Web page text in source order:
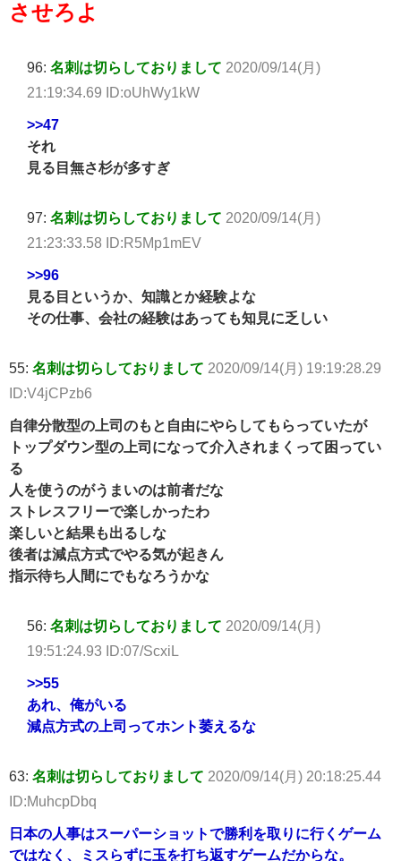
させろよ
96: 名刺は切らしておりまして 2020/09/14(月)
21:19:34.69 ID:oUhWy1kW
>>47
それ
見る目無さ杉が多すぎ
97: 名刺は切らしておりまして 2020/09/14(月)
21:23:33.58 ID:R5Mp1mEV
>>96
見る目というか、知識とか経験よな
その仕事、会社の経験はあっても知見に乏しい
55: 名刺は切らしておりまして 2020/09/14(月) 19:19:28.29
ID:V4jCPzb6
自律分散型の上司のもと自由にやらしてもらっていたが
トップダウン型の上司になって介入されまくって困ってい
る
人を使うのがうまいのは前者だな
ストレスフリーで楽しかったわ
楽しいと結果も出るしな
後者は減点方式でやる気が起きん
指示待ち人間にでもなろうかな
56: 名刺は切らしておりまして 2020/09/14(月)
19:51:24.93 ID:07/ScxiL
>>55
あれ、俺がいる
減点方式の上司ってホント萎えるな
63: 名刺は切らしておりまして 2020/09/14(月) 20:18:25.44
ID:MuhcpDbq
日本の人事はスーパーショットで勝利を取りに行くゲーム
ではなく、ミスらずに玉を打ち返すゲームだからな。